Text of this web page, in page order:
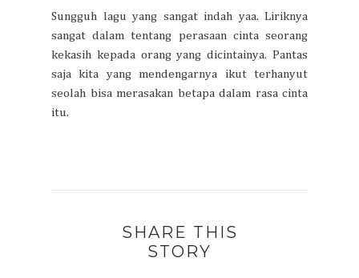
Sungguh lagu yang sangat indah yaa. Liriknya
sangat dalam tentang perasaan cinta seorang
kekasih kepada orang yang dicintainya. Pantas
saja kita yang mendengarnya ikut terhanyut
seolah bisa merasakan betapa dalam rasa cinta
itu.
SHARE THIS
STORY